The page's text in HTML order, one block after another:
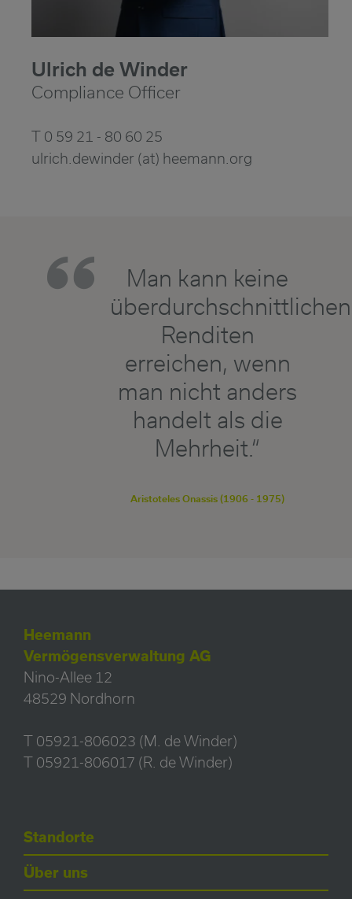
Ulrich de Winder
Compliance Officer
T 0 59 21 - 80 60 25
ulrich.dewinder (at) heemann.org
Man kann keine
überdurchschnittlichen
Renditen
erreichen, wenn
man nicht anders
handelt als die
Mehrheit.“
Aristoteles Onassis (1906 - 1975)
Heemann
Vermögensverwaltung AG
Nino-Allee 12
48529 Nordhorn
T 05921-806023 (M. de Winder)
T 05921-806017 (R. de Winder)
Standorte
Über uns